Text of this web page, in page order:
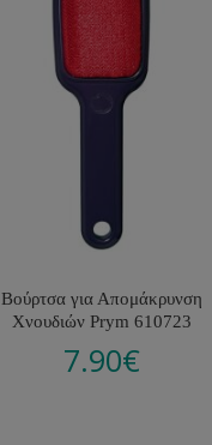
Βούρτσα για Απομάκρυνση
Χνουδιών Prym 610723
7.90€